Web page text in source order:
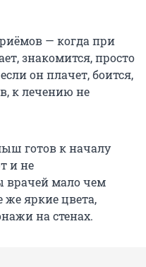
— когда при
знакомится, просто
он плачет, боится,
к лечению не
готов к началу
и не
врачей мало чем
же яркие цвета,
на стенах.